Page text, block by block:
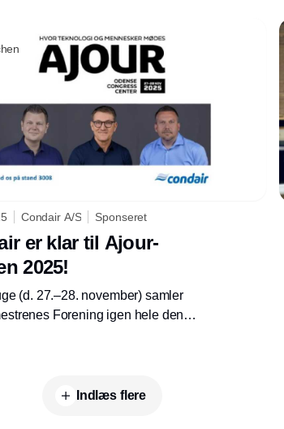
Condair A/S Sponseret
er klar til Ajour-
2025!
(d. 27.–28. november) samler
Forening igen hele den
Indlæs flere